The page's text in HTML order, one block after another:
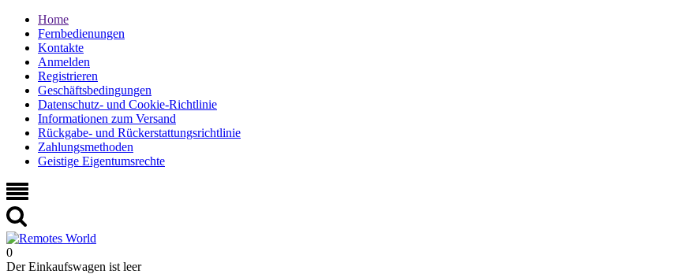
Home
Fernbedienungen
Kontakte
Anmelden
Registrieren
Geschäftsbedingungen
Datenschutz- und Cookie-Richtlinie
Informationen zum Versand
Rückgabe- und Rückerstattungsrichtlinie
Zahlungsmethoden
Geistige Eigentumsrechte
0
Der Einkaufswagen ist leer